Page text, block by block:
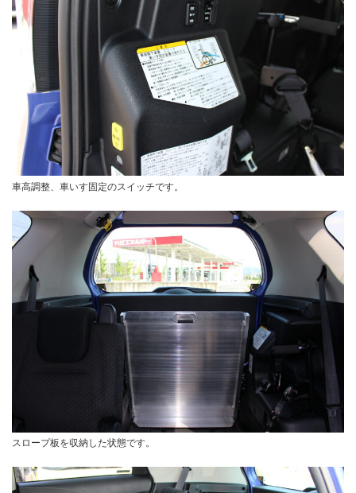
車高調整、車いす固定のスイッチです。
スロープ板を収納した状態です。